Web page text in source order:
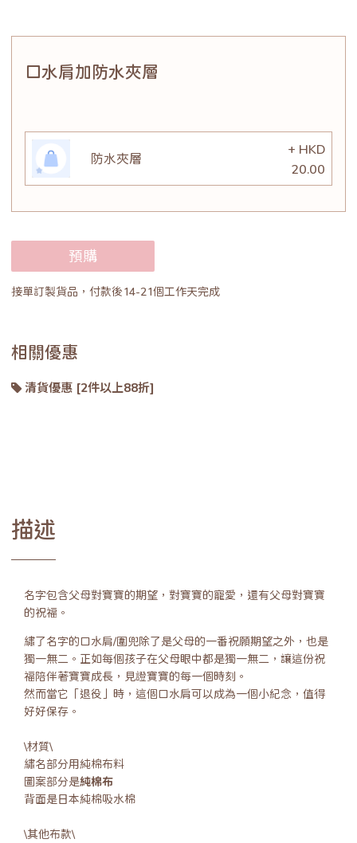
口水肩加防水夾層
防水夾層
+ HKD
20.00
預購
接單訂製貨品，付款後14-21個工作天完成
相關優惠
清貨優惠 [2件以上88折]
描述
名字包含父母對寶寶的期望，對寶寶的寵愛，還有父母對寶寶
的祝福。
繡了名字的口水肩/圍兜除了是父母的一番祝願期望之外，也是
獨一無二。正如每個孩子在父母眼中都是獨一無二，讓這份祝
福陪伴著寶寶成長，見證寶寶的每一個時刻。
然而當它「退役」時，這個口水肩可以成為一個小紀念，值得
好好保存。
\材質\
繡名部分用純棉布料
圖案部分是純棉布
背面是日本純棉吸水棉
\其他布款\